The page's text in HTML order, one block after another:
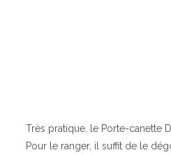
Très pratique, le Porte-canette
Pour le ranger, il suffit de le